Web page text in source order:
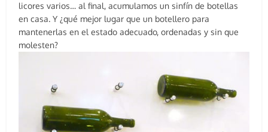
licores varios… al final, acumulamos un sinfín de botellas
en casa. Y ¿qué mejor lugar que un botellero para
mantenerlas en el estado adecuado, ordenadas y sin que
molesten?